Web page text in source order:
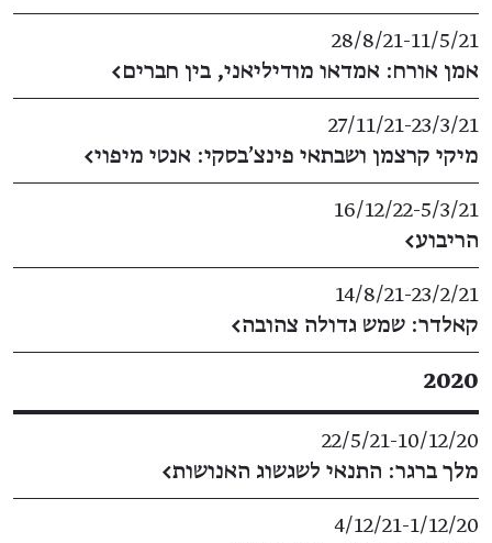
11/5/21
​-​
28/8/21
אמן אורח: אמדאו מודיליאני, בין חברים←
23/3/21
​-​
27/11/21
מיקי קרצמן ושבתאי פינצ'בסקי: אנטי מיפוי←
5/3/21
​-​
16/12/22
הריבוע←
23/2/21
​-​
14/8/21
קאלדר: שמש גדולה צהובה←
2020
10/12/20
​-​
22/5/21
מלך ברגר: התנאי לשגשוג האנושות←
1/12/20
​-​
4/12/21